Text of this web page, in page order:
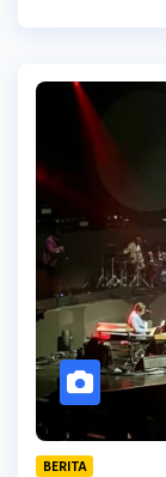
BERITA